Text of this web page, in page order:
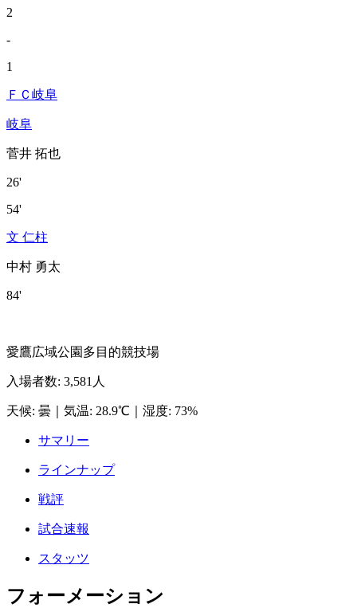
2
-
1
ＦＣ岐阜
岐阜
菅井 拓也
26'
54'
文 仁柱
中村 勇太
84'
愛鷹広域公園多目的競技場
入場者数: 3,581人
天候: 曇 気温: 28.9℃ 湿度: 73%
サマリー
ラインナップ
戦評
試合速報
スタッツ
フォーメーション